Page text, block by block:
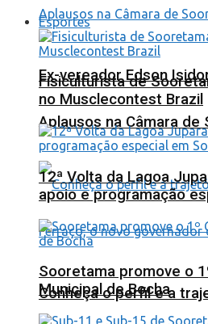
Ex-vereador Edson
Aplausos na Câmara de
Conheça o perfil e a
Esportes
Fisiculturista de
no Musclecontest Brazil
12ª Volta da Lagoa
apoio e programação
Sooretama promove o
Municipal de Bocha